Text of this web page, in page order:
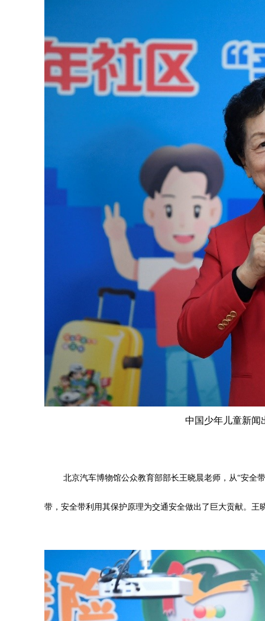
中国少年儿童新闻
北京汽车博物馆公众教育部部长王晓晨老师，从“安全
带，安全带利用其保护原理为交通安全做出了巨大贡献。